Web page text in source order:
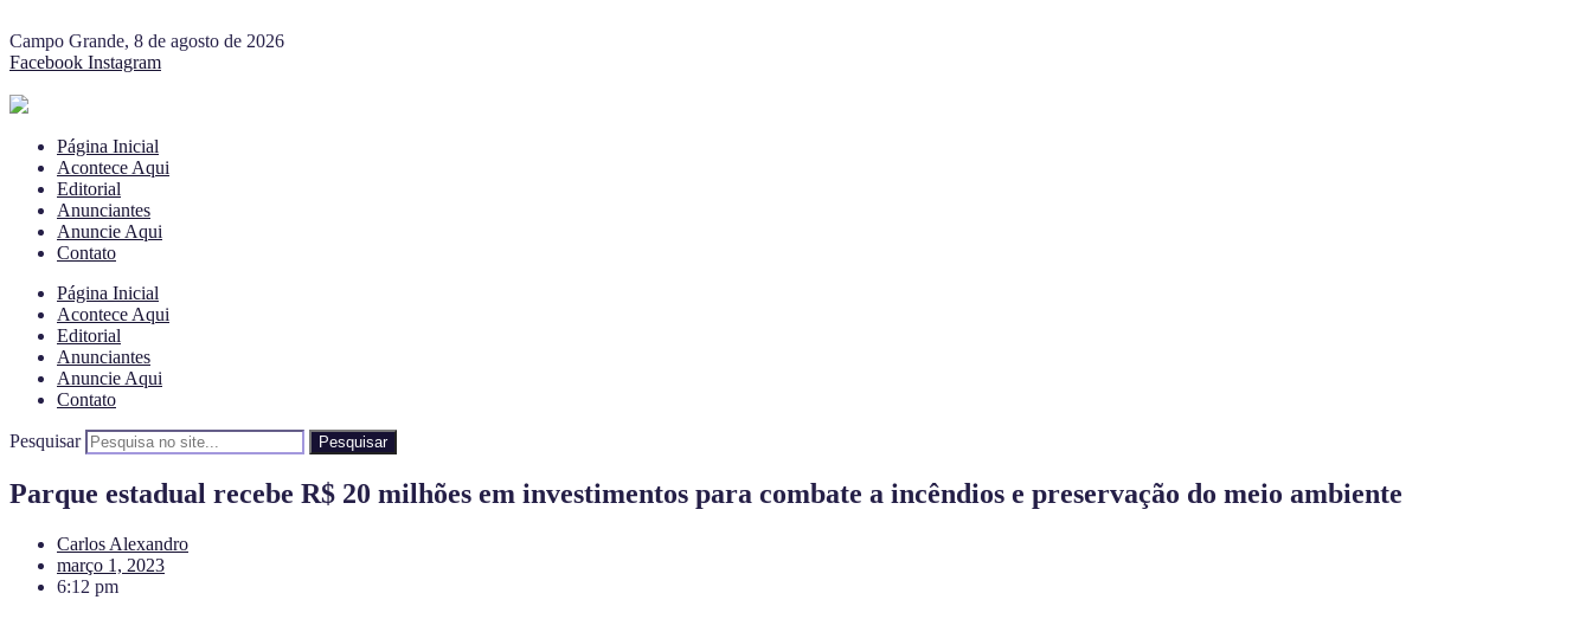
Campo Grande, 8 de agosto de 2026
Facebook Instagram
Página Inicial
Acontece Aqui
Editorial
Anunciantes
Anuncie Aqui
Contato
Página Inicial
Acontece Aqui
Editorial
Anunciantes
Anuncie Aqui
Contato
Pesquisar Pesquisar
Parque estadual recebe R$ 20 milhões em investimentos para combate a incêndios e preservação do meio ambiente
Carlos Alexandro
março 1, 2023
6:12 pm